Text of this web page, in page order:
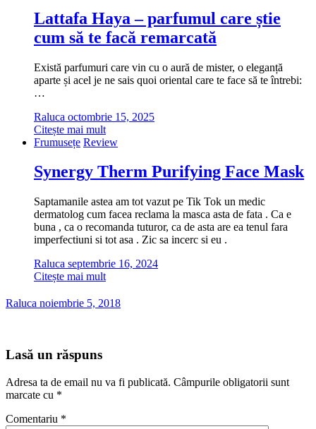
Lattafa Haya – parfumul care știe
cum să te facă remarcată
Există parfumuri care vin cu o aură de mister, o eleganță
aparte și acel je ne sais quoi oriental care te face să te întrebi:
…
Raluca octombrie 15, 2025
Citește mai mult
Frumusețe Review
Synergy Therm Purifying Face Mask
Saptamanile astea am tot vazut pe Tik Tok un medic
dermatolog cum facea reclama la masca asta de fata . Ca e
buna , ca o recomanda tuturor, ca de asta are ea tenul fara
imperfectiuni si tot asa . Zic sa incerc si eu .
Raluca septembrie 16, 2024
Citește mai mult
Raluca noiembrie 5, 2018
Lasă un răspuns
Adresa ta de email nu va fi publicată. Câmpurile obligatorii sunt
marcate cu *
Comentariu *